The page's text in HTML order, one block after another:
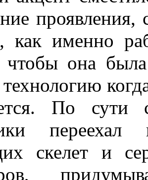
проявления,
как именно
чтобы она
По сути
переехал
скелет и